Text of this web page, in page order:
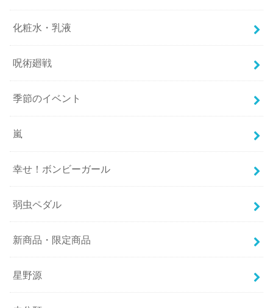
化粧水・乳液
呪術廻戦
季節のイベント
嵐
幸せ！ボンビーガール
弱虫ペダル
新商品・限定商品
星野源